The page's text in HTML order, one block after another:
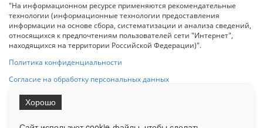
"На информационном ресурсе применяются рекомендательные
технологии (информационные технологии предоставления
информации на основе сбора, систематизации и анализа сведений,
относящихся к предпочтениям пользователей сети "Интернет",
находящихся на территории Российской Федерации)".
Политика конфиденциальности
Согласие на обработку персональных данных
При использовании любого материала с данного сайта гипер-ссылка
на Сетевое издание «ОрелТаймс» обязательна.
Хорошо